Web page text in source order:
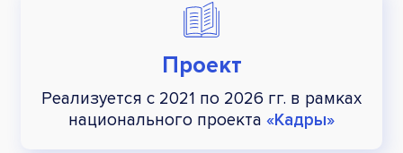
Проект
Реализуется с 2021 по 2026 гг. в рамках
национального проекта «Кадры»